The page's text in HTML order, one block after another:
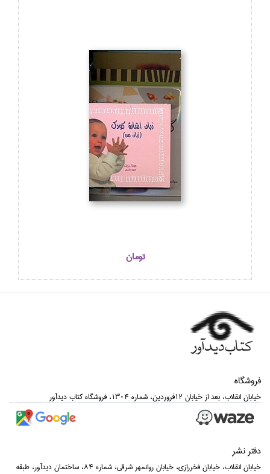
تومان
فروشگاه
خيابان انقلاب، بعد از خيابان 12فروردين، شماره 1304، فروشگاه كتاب ديدآور
دفتر نشر
خيابان انقلاب، خيابان فخررازي، خيابان روانمهر شرقي، شماره 84، ساختمان ديدآور، طبقه